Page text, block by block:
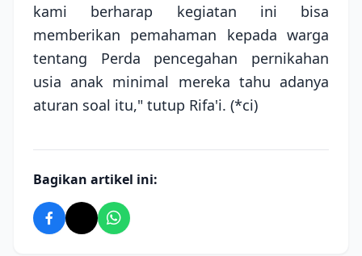
kami berharap kegiatan ini bisa
memberikan pemahaman kepada warga
tentang Perda pencegahan pernikahan
usia anak minimal mereka tahu adanya
aturan soal itu," tutup Rifa'i. (*ci)
Bagikan artikel ini: